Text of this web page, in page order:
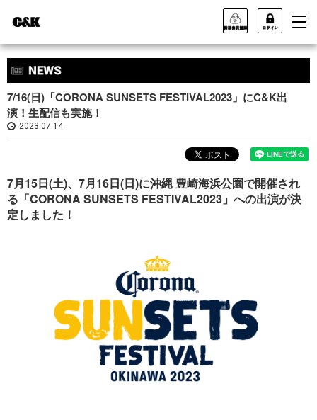
7/16(日)「CORONA SUNSETS FESTIVAL2023」にC&K出
演！生配信も実施！
2023.07.14
7月15日(土)、7月16日(日)に沖縄 豊崎海浜公園で開催され
る「CORONA SUNSETS FESTIVAL2023」への出演が決
定しました！